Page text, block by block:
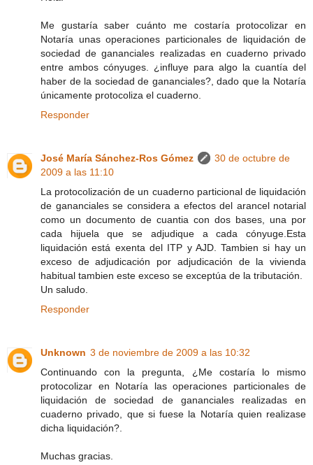
Me gustaría saber cuánto me costaría protocolizar en
Notaría unas operaciones particionales de liquidación de
sociedad de gananciales realizadas en cuaderno privado
entre ambos cónyuges. ¿influye para algo la cuantía del
haber de la sociedad de gananciales?, dado que la Notaría
únicamente protocoliza el cuaderno.
Responder
José María Sánchez-Ros Gómez
30 de octubre de
2009 a las 11:10
La protocolización de un cuaderno particional de liquidación
de gananciales se considera a efectos del arancel notarial
como un documento de cuantia con dos bases, una por
cada hijuela que se adjudique a cada cónyuge.Esta
liquidación está exenta del ITP y AJD. Tambien si hay un
exceso de adjudicación por adjudicación de la vivienda
habitual tambien este exceso se exceptúa de la tributación.
Un saludo.
Responder
Unknown 3 de noviembre de 2009 a las 10:32
Continuando con la pregunta, ¿Me costaría lo mismo
protocolizar en Notaría las operaciones particionales de
liquidación de sociedad de gananciales realizadas en
cuaderno privado, que si fuese la Notaría quien realizase
dicha liquidación?.
Muchas gracias.